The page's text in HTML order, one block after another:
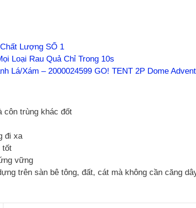
Lượng SỐ 1
Loại Rau Quả Chỉ Trong 10s
Lá/Xám – 2000024599 GO! TENT 2P Dome
côn trùng khác đốt
đi xa
tốt
vững
trên sàn bê tông, đất, cát mà không cần căng